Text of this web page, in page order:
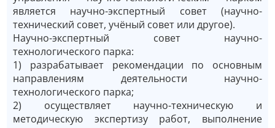
является научно-экспертный совет (научно-
технический совет, учёный совет или другое).
Научно-экспертный совет научно-
технологического парка:
1) разрабатывает рекомендации по основным
направлениям деятельности научно-
технологического парка;
2) осуществляет научно-техническую и
методическую экспертизу работ, выполнение